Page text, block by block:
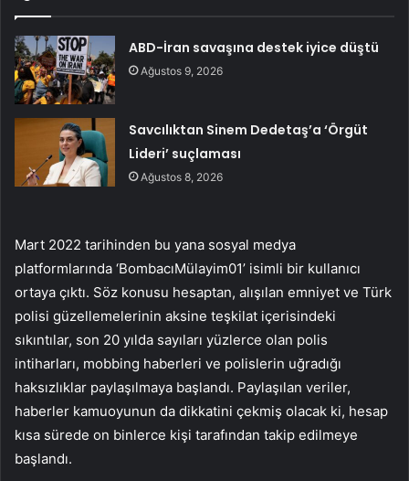
ABD-İran savaşına destek iyice düştü
Ağustos 9, 2026
Savcılıktan Sinem Dedetaş’a ‘Örgüt
Lideri’ suçlaması
Ağustos 8, 2026
Mart 2022 tarihinden bu yana sosyal medya
platformlarında ‘BombacıMülayim01’ isimli bir kullanıcı
ortaya çıktı. Söz konusu hesaptan, alışılan emniyet ve Türk
polisi güzellemelerinin aksine teşkilat içerisindeki
sıkıntılar, son 20 yılda sayıları yüzlerce olan polis
intiharları, mobbing haberleri ve polislerin uğradığı
haksızlıklar paylaşılmaya başlandı. Paylaşılan veriler,
haberler kamuoyunun da dikkatini çekmiş olacak ki, hesap
kısa sürede on binlerce kişi tarafından takip edilmeye
başlandı.